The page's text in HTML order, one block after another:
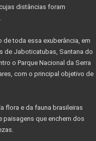
tem per
encolher
DE RENDA
MIL NO PARNACIPÓ
DO CIPÓ
RÁPIDO
distâncias foram
toda essa exuberância, em
de Jaboticatubas, Santana do
o Parque Nacional da Serra
com o principal objetivo de
flora e da fauna brasileiras
paisagens que enchem dos